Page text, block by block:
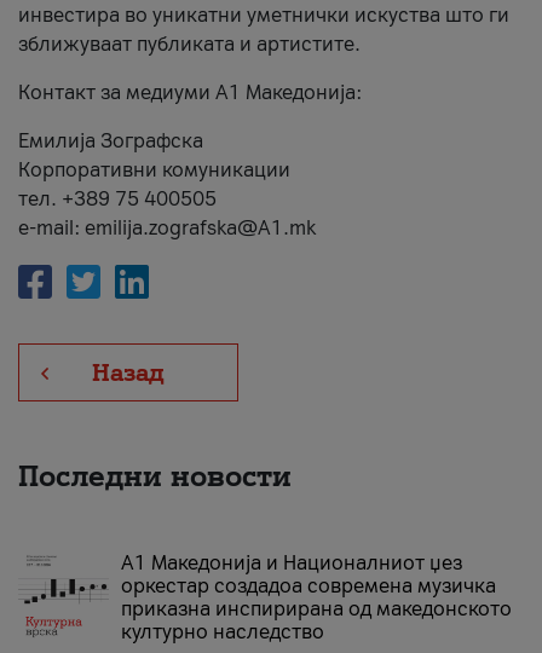
инвестира во уникатни уметнички искуства што ги
зближуваат публиката и артистите.
Контакт за медиуми А1 Македонија:
Емилија Зографска
Корпоративни комуникации
тел. +389 75 400505
e-mail: emilija.zografska@A1.mk
Назад
Последни новости
А1 Македонија и Националниот џез
оркестар создадоа современа музичка
приказна инспирирана од македонското
културно наследство